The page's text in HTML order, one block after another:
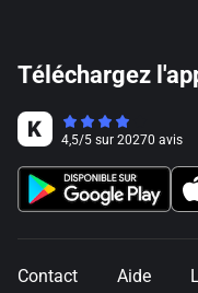
Téléchargez
4,5/5 sur 20270 avis
Contact Aide